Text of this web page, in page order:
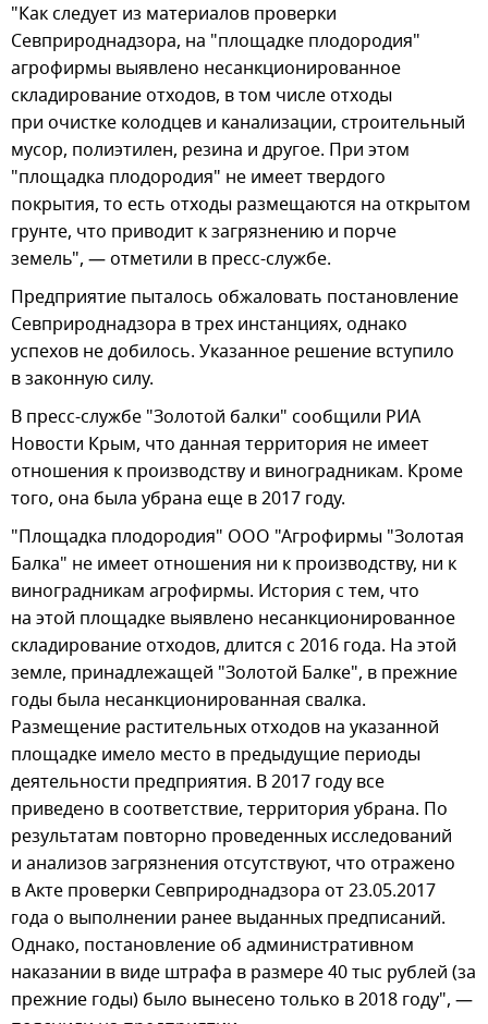
"Как следует из материалов проверки
Севприроднадзора, на "площадке плодородия"
агрофирмы выявлено несанкционированное
складирование отходов, в том числе отходы
при очистке колодцев и канализации, строительный
мусор, полиэтилен, резина и другое. При этом
"площадка плодородия" не имеет твердого
покрытия, то есть отходы размещаются на открытом
грунте, что приводит к загрязнению и порче
земель", — отметили в пресс-службе.
Предприятие пыталось обжаловать постановление
Севприроднадзора в трех инстанциях, однако
успехов не добилось. Указанное решение вступило
в законную силу.
В пресс-службе "Золотой балки" сообщили РИА
Новости Крым, что данная территория не имеет
отношения к производству и виноградникам. Кроме
того, она была убрана еще в 2017 году.
"Площадка плодородия" ООО "Агрофирмы "Золотая
Балка" не имеет отношения ни к производству, ни к
виноградникам агрофирмы. История с тем, что
на этой площадке выявлено несанкционированное
складирование отходов, длится с 2016 года. На этой
земле, принадлежащей "Золотой Балке", в прежние
годы была несанкционированная свалка.
Размещение растительных отходов на указанной
площадке имело место в предыдущие периоды
деятельности предприятия. В 2017 году все
приведено в соответствие, территория убрана. По
результатам повторно проведенных исследований
и анализов загрязнения отсутствуют, что отражено
в Акте проверки Севприроднадзора от 23.05.2017
года о выполнении ранее выданных предписаний.
Однако, постановление об административном
наказании в виде штрафа в размере 40 тыс рублей (за
прежние годы) было вынесено только в 2018 году", —